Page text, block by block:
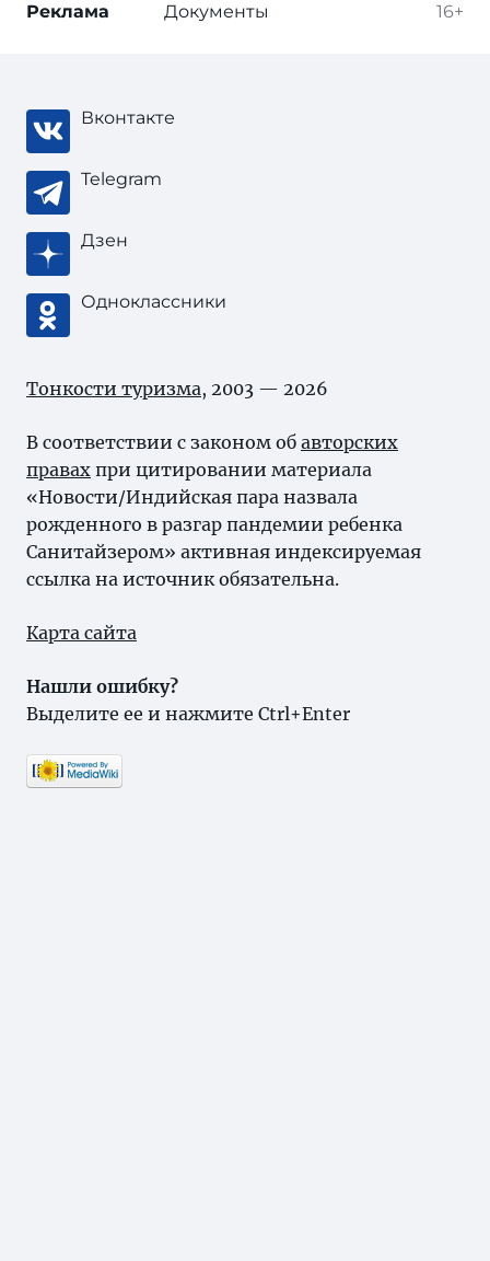
16+
Реклама Документы
Вконтакте
Telegram
Дзен
Одноклассники
Тонкости туризма, 2003 — 2026
В соответствии с законом об авторских
правах при цитировании материала
«Новости/Индийская пара назвала
рожденного в разгар пандемии ребенка
Санитайзером» активная индексируемая
ссылка на источник обязательна.
Карта сайта
Нашли ошибку?
Выделите ее и нажмите Ctrl+Enter